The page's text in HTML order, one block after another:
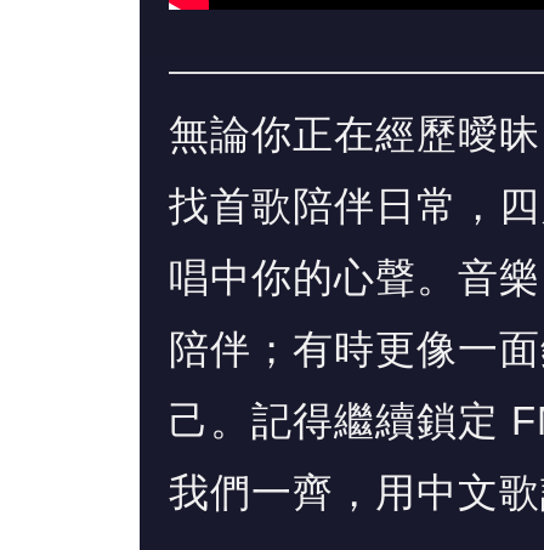
無論你正在經歷曖
找首歌陪伴日常，
唱中你的心聲。音
陪伴；有時更像一
己。記得繼續鎖定
我們一齊，用中文